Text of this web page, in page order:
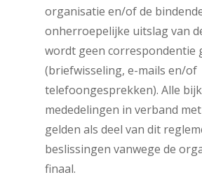
organisatie en/of de
onherroepelijke uitslag van
wordt geen correspondentie
(briefwisseling, e-mails en/of
telefoongesprekken). Alle
mededelingen in verband
gelden als deel van dit
beslissingen vanwege de
finaal.